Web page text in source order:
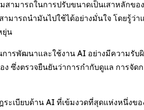
ามารถในการปรับขนาดเป็นเสาหลักข
มารถนำมันไปใช้ได้อย่างมั่นใจ โดยรู้
ยุ่น
พัฒนาและใช้งาน AI อย่างมีความรับผิ
ซึ่งตรวจยืนยันว่าการกำกับดูแล การจัด
เบียบด้าน AI ที่เข้มงวดที่สุดแห่งหนึ่งข